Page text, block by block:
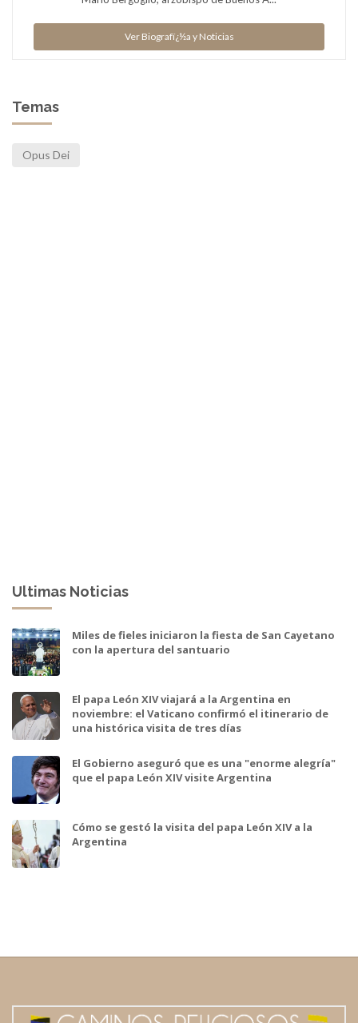
Ver Biografï¿½a y Noticias
Temas
Opus Dei
Ultimas Noticias
Miles de fieles iniciaron la fiesta de San Cayetano
con la apertura del santuario
El papa León XIV viajará a la Argentina en
noviembre: el Vaticano confirmó el itinerario de
una histórica visita de tres días
El Gobierno aseguró que es una "enorme alegría"
que el papa León XIV visite Argentina
Cómo se gestó la visita del papa León XIV a la
Argentina